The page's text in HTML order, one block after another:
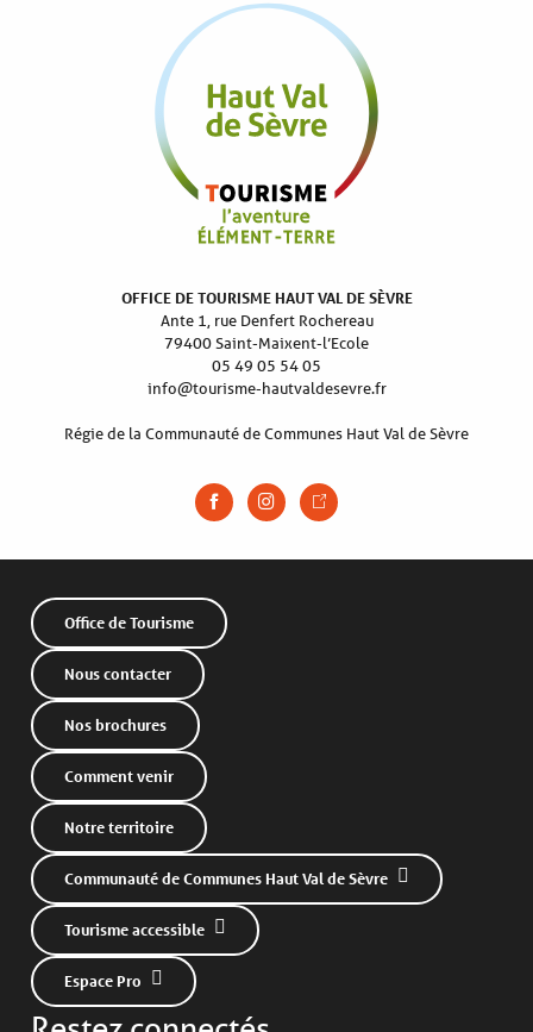
OFFICE DE TOURISME HAUT VAL DE SÈVRE
Ante 1, rue Denfert Rochereau
79400 Saint-Maixent-l’Ecole
05 49 05 54 05
info@tourisme-hautvaldesevre.fr
Régie de la Communauté de Communes Haut Val de Sèvre
Office de Tourisme
Nous contacter
Nos brochures
Comment venir
Notre territoire
Communauté de Communes Haut Val de Sèvre
Tourisme accessible
Espace Pro